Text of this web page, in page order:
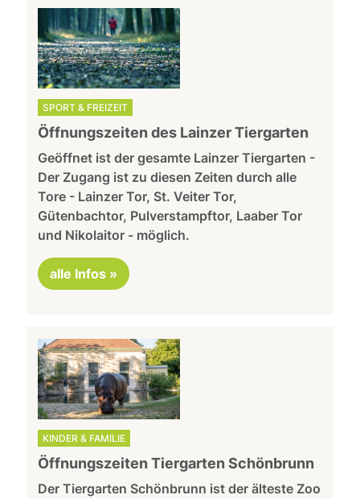
SPORT & FREIZEIT
Öffnungszeiten des Lainzer Tiergarten
Geöffnet ist der gesamte Lainzer Tiergarten -
Der Zugang ist zu diesen Zeiten durch alle
Tore - Lainzer Tor, St. Veiter Tor,
Gütenbachtor, Pulverstampftor, Laaber Tor
und Nikolaitor - möglich.
alle Infos »
KINDER & FAMILIE
Öffnungszeiten Tiergarten Schönbrunn
Der Tiergarten Schönbrunn ist der älteste Zoo